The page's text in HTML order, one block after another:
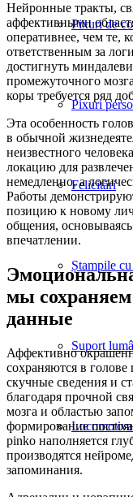
Pixuri de
Pixuri
Felicitări
Ștampile
Suport
Нейронные тракты,
аффективными
оперативнее, чем те,
ответственным за
достигнуть
промежуточного
коры требуется ряд
Эта особенность
в обычной
неизвестного
локацию для
немедленно, а
Работы
позицию к новому
общения,
впечатлении.
мы сохраняем
данные
Аффективно
сохраняются в голове
скучные сведения и
благодаря прочной
мозга и областью
формирование
pinko наполняется
производятся
запоминания.